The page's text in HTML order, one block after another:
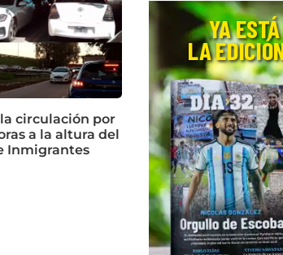
circulación por
a la altura del
Inmigrantes